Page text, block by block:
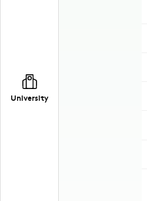
University